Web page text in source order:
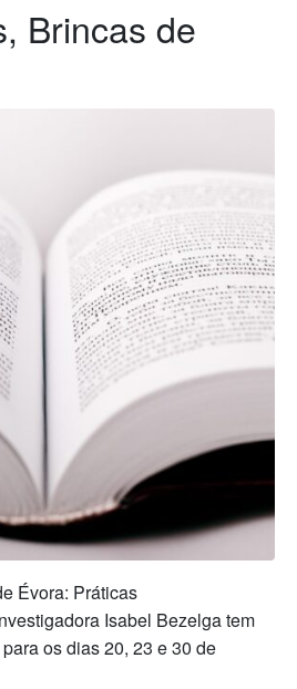
Brincas de
Évora: Práticas
Isabel Bezelga tem
os dias 20, 23 e 30 de